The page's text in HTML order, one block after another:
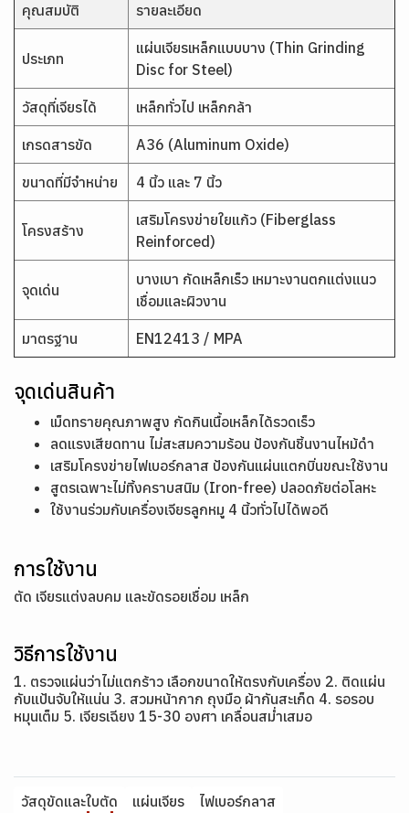
คุณสมบัติ รายละเอียด
ประเภท
แผ่นเจียรเหล็กแบบบาง (Thin Grinding
Disc for Steel)
วัสดุที่เจียรได้ เหล็กทั่วไป เหล็กกล้า
เกรดสารขัด A36 (Aluminum Oxide)
ขนาดที่มีจำหน่าย 4 นิ้ว และ 7 นิ้ว
โครงสร้าง
เสริมโครงข่ายใยแก้ว (Fiberglass
Reinforced)
จุดเด่น
บางเบา กัดเหล็กเร็ว เหมาะงานตกแต่งแนว
เชื่อมและผิวงาน
มาตรฐาน EN12413 / MPA
จุดเด่นสินค้า
เม็ดทรายคุณภาพสูง กัดกินเนื้อเหล็กได้รวดเร็ว
ลดแรงเสียดทาน ไม่สะสมความร้อน ป้องกันชิ้นงานไหม้ดำ
เสริมโครงข่ายไฟเบอร์กลาส ป้องกันแผ่นแตกบิ่นขณะใช้งาน
สูตรเฉพาะไม่ทิ้งคราบสนิม (Iron-free) ปลอดภัยต่อโลหะ
ใช้งานร่วมกับเครื่องเจียรลูกหมู 4 นิ้วทั่วไปได้พอดี
การใช้งาน
ตัด เจียรแต่งลบคม และขัดรอยเชื่อม เหล็ก
วิธีการใช้งาน
1. ตรวจแผ่นว่าไม่แตกร้าว เลือกขนาดให้ตรงกับเครื่อง 2. ติดแผ่น
กับแป้นจับให้แน่น 3. สวมหน้ากาก ถุงมือ ผ้ากันสะเก็ด 4. รอรอบ
หมุนเต็ม 5. เจียรเฉียง 15-30 องศา เคลื่อนสม่ำเสมอ
วัสดุขัดและใบตัด แผ่นเจียร ไฟเบอร์กลาส